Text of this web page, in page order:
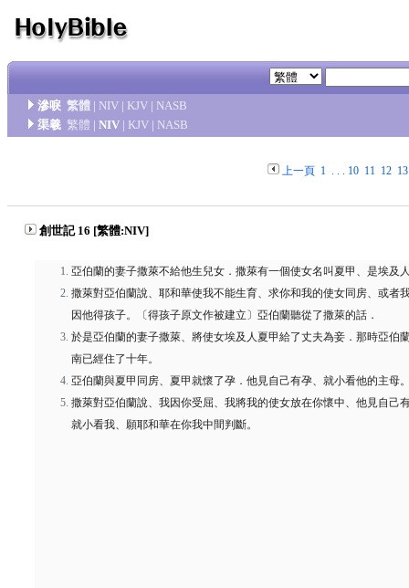
滲唳 繁體 | NIV | KJV | NASB
渠羲 繁體 | NIV | KJV | NASB
上一頁 1. . . 10 11 12 13
創世記 16 [繁體:NIV]
亞伯蘭的妻子撒萊不給他生兒女．撒萊有一個使女名叫夏甲、是埃及
撒萊對亞伯蘭說、耶和華使我不能生育、求你和我的使女同房、或者
因他得孩子。〔得孩子原文作被建立〕亞伯蘭聽從了撒萊的話．
於是亞伯蘭的妻子撒萊、將使女埃及人夏甲給了丈夫為妾．那時亞伯
南已經住了十年。
亞伯蘭與夏甲同房、夏甲就懷了孕．他見自己有孕、就小看他的主母
撒萊對亞伯蘭說、我因你受屈、我將我的使女放在你懷中、他見自己
就小看我、願耶和華在你我中間判斷。